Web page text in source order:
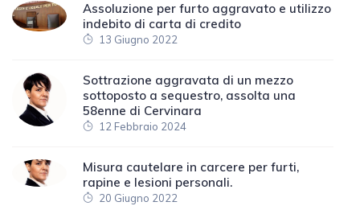
Assoluzione per furto aggravato e utilizzo
indebito di carta di credito
13 Giugno 2022
Sottrazione aggravata di un mezzo
sottoposto a sequestro, assolta una
58enne di Cervinara
12 Febbraio 2024
Misura cautelare in carcere per furti,
rapine e lesioni personali.
20 Giugno 2022